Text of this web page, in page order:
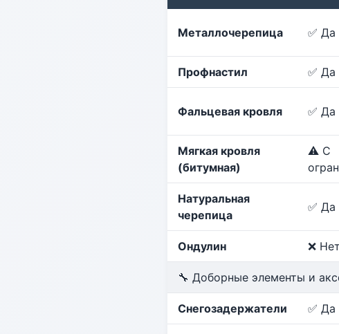
Металлочерепица ✅ Да
Профнастил ✅ Да
Фальцевая кровля ✅ Да
Мягкая кровля
(битумная)
⚠️ С
Натуральная
черепица
✅ Да
Ондулин ❌ Нет
🔧 Доборные элементы и
Снегозадержатели ✅ Да